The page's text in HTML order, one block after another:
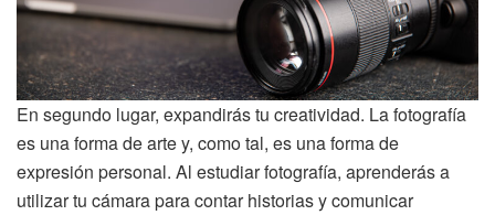
En segundo lugar, expandirás tu creatividad. La fotografía
es una forma de arte y, como tal, es una forma de
expresión personal. Al estudiar fotografía, aprenderás a
utilizar tu cámara para contar historias y comunicar